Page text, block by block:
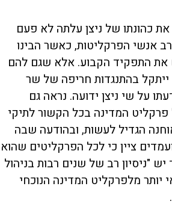
כהונתו של ניצן עלתה לא פעם
אנשי הפרקליטות, כאשר הבינו
את התפקיד הקבוע. אלא שגם להם
בהתנגדות חריפה של שר
על שי ניצן ידועה. נראה גם
המדינה בכל הקשור לתיקי
הגדיל לעשות, ובהודעה שבה
ציין כי לכל הפרקליטים שהוא
יש "ניסיון רב של שנים רבות בניהול
יותר מלפרקליט המדינה הנוכחי